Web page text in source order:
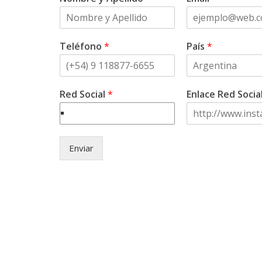
Teléfono * País *
Red Social * Enlace Red Social
Enviar